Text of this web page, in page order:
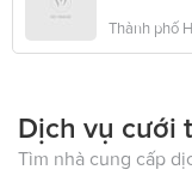
Thành phố
Dịch vụ cưới
Tìm nhà cung cấp